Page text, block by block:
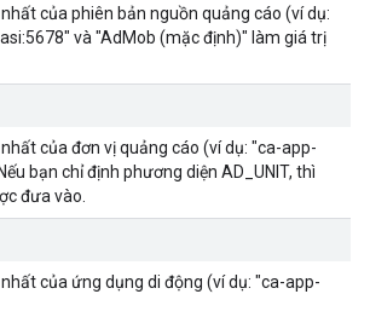
của phiên bản nguồn quảng cáo (ví dụ:
và "AdMob (mặc định)" làm giá trị
của đơn vị quảng cáo (ví dụ: "ca-app-
bạn chỉ định phương diện AD_UNIT, thì
đưa vào.
của ứng dụng di động (ví dụ: "ca-app-